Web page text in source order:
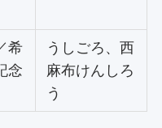
希
念
うしごろ、西
麻布けんしろ
う